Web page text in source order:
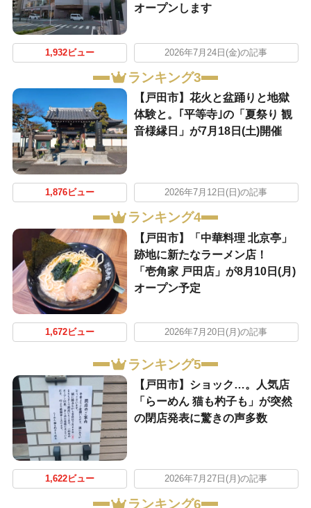
オープンします
1,932ビュー 2026年7月24日(金)の記事
ランキング3
【戸田市】花火と盆踊りと地獄
体験と。｢平等寺｣の「夏祭り 観
音様縁日」が7月18日(土)開催
1,876ビュー 2026年7月12日(日)の記事
ランキング4
【戸田市】「中華料理 北京亭」
跡地に新たなラーメン店！
「壱角家 戸田店」が8月10日(月)
オープン予定
1,672ビュー 2026年7月20日(月)の記事
ランキング5
【戸田市】ショック…。人気店
「らーめん 猫も杓子も」が突然
の閉店発表に驚きの声多数
1,622ビュー 2026年7月27日(月)の記事
ランキング6